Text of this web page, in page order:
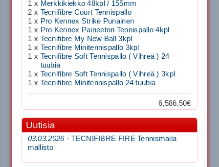
1 x Merkkikiekko 48kpl / 155mm
2 x Tecnifibre Court Tennispallo
1 x Pro Kennex Strike Punainen
1 x Pro Kennex Paineeton Tennispallo 4kpl
1 x Tecnifibre My New Ball 3kpl
1 x Tecnifibre Minitennispallo 3kpl
1 x Tecnifibre Soft Tennispallo ( Vihreä ) 24
tuubia
1 x Tecnifibre Soft Tennispallo ( Vihreä ) 3kpl
1 x Tecnifibre Minitennispallo 24 tuubia
6,586.50€
Uutisia
03.03.2026 -TECNIFIBRE FIRE Tennismaila
mallisto